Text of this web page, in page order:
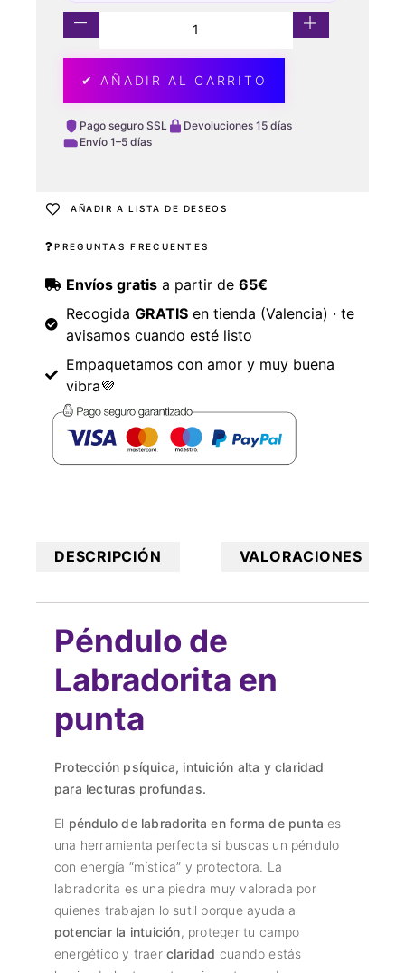
✔ AÑADIR AL CARRITO
Pago seguro SSL
Devoluciones 15 días
Envío 1–5 días
AÑADIR A LISTA DE DESEOS
PREGUNTAS FRECUENTES
Envíos gratisa partir de 65€
Recogida GRATISen tienda (Valencia) · te
avisamos cuando esté listo
Empaquetamos con amor y muy buena
vibra💜
DESCRIPCIÓN VALORACIONES
Péndulo de
Labradorita en
punta
Protección psíquica, intuición alta y claridad
para lecturas profundas.
El péndulo de labradorita en forma de punta es
una herramienta perfecta si buscas un péndulo
con energía “mística” y protectora. La
labradorita es una piedra muy valorada por
quienes trabajan lo sutil porque ayuda a
potenciar la intuición, proteger tu campo
energético y traer claridad cuando estás